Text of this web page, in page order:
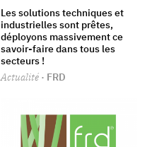
Les solutions techniques et
industrielles sont prêtes,
déployons massivement ce
savoir-faire dans tous les
secteurs !
Actualité · FRD